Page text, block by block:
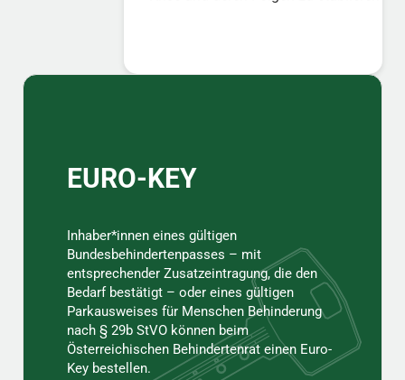
Sidebar
EURO-KEY
Inhaber*innen eines gültigen
Bundesbehindertenpasses – mit
entsprechender Zusatzeintragung, die den
Bedarf bestätigt – oder eines gültigen
Parkausweises für Menschen Behinderung
nach § 29b StVO können beim
Österreichischen Behindertenrat einen Euro-
Key bestellen.